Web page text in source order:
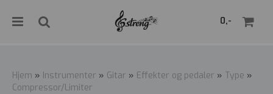
0,-
Hjem » Instrumenter » Gitar » Effekter og pedaler » Type »
Compressor/Limiter